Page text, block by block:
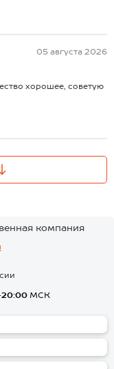
05 августа 2026
хорошее, советую
компания
МСК